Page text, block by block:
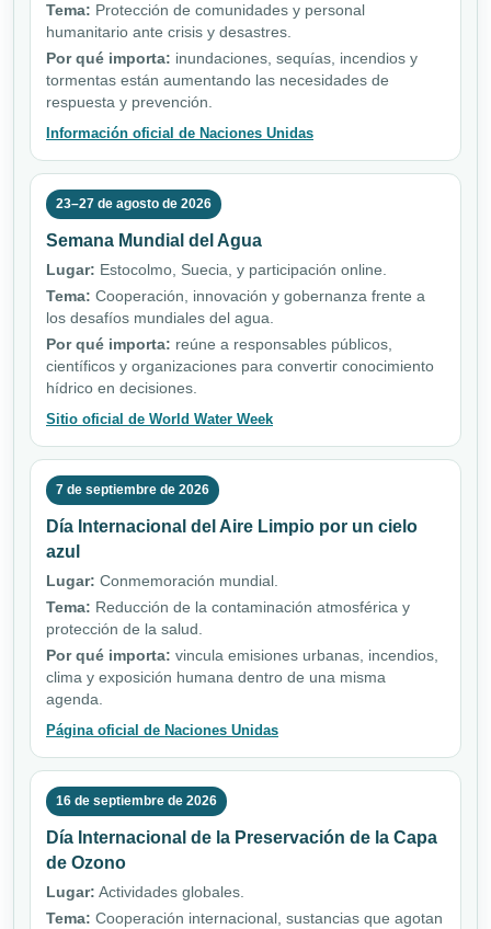
Tema: Protección de comunidades y personal
humanitario ante crisis y desastres.
Por qué importa: inundaciones, sequías, incendios y
tormentas están aumentando las necesidades de
respuesta y prevención.
Información oficial de Naciones Unidas
23–27 de agosto de 2026
Semana Mundial del Agua
Lugar: Estocolmo, Suecia, y participación online.
Tema: Cooperación, innovación y gobernanza frente a
los desafíos mundiales del agua.
Por qué importa: reúne a responsables públicos,
científicos y organizaciones para convertir conocimiento
hídrico en decisiones.
Sitio oficial de World Water Week
7 de septiembre de 2026
Día Internacional del Aire Limpio por un cielo
azul
Lugar: Conmemoración mundial.
Tema: Reducción de la contaminación atmosférica y
protección de la salud.
Por qué importa: vincula emisiones urbanas, incendios,
clima y exposición humana dentro de una misma
agenda.
Página oficial de Naciones Unidas
16 de septiembre de 2026
Día Internacional de la Preservación de la Capa
de Ozono
Lugar: Actividades globales.
Tema: Cooperación internacional, sustancias que agotan